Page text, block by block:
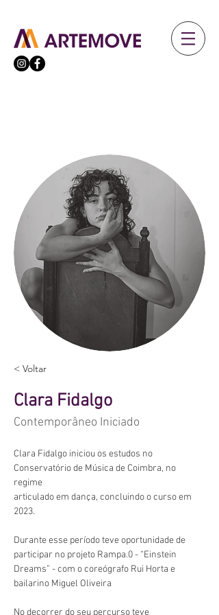
< Voltar
Clara Fidalgo
Contemporâneo Iniciado
Clara Fidalgo iniciou os estudos no
Conservatório de Música de Coimbra, no
regime
articulado em dança, concluindo o curso em
2023.
Durante esse período teve oportunidade de
participar no projeto Rampa.0 - “Einstein
Dreams” - com o coreógrafo Rui Horta e
bailarino Miguel Oliveira
No decorrer do seu percurso teve